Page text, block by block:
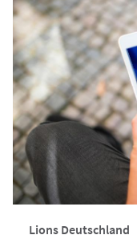
Lions Deutschland